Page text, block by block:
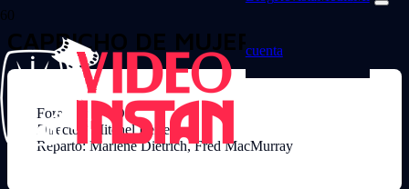
cuenta
CAPRICHO DE MUJER
Formato: DVD
Director: Mitchel Leisen
Reparto: Marlene Dietrich, Fred MacMurray